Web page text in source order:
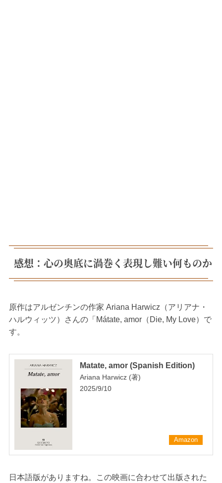
感想：心の奥底に渦巻く表現し難い何ものか
原作はアルゼンチンの作家 Ariana Harwicz（アリアナ・
ハルウィッツ）さんの「Mátate, amor（Die, My Love）で
す。
Matate, amor (Spanish Edition)
Ariana Harwicz (著)
2025/9/10
Amazon
日本語版がありますね。この映画に合わせて出版された